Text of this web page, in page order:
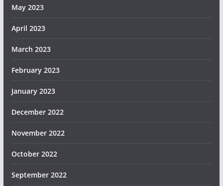
May 2023
April 2023
March 2023
February 2023
January 2023
December 2022
November 2022
October 2022
September 2022